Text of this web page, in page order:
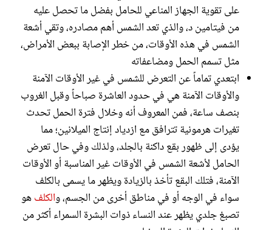
على تقوية الجهاز المناعي للحامل بفضل ما تحصل عليه
من فيتامين د، والذي تعد الشمس أهم مصادره، وتقي أشعة
الشمس في هذه الأوقات، من خطر الإصابة ببعض الأمراض،
مثل تسمم الحمل ومضاعفاته
ابتعدي تماماً عن التعرض للشمس في غير الأوقات الآمنة
والأوقات الآمنة هي في حدود العاشرة صباحاً وقبل الغروب
بنصف ساعة، فمن المعروف أنه وخلال فترة الحمل تحدث
تغيرات هرمونية تترافق مع ازدياد إنتاج الميلانين؛ مما
يؤدى إلى ظهور بقع داكنة بالجلد، ولذلك وفي حال تعرض
الحامل لأشعة الشمس في الأوقات غير المناسبة أو الأوقات
الآمنة، فتلك البقع تأخذ بالزيادة ويظهر ما يسمى بالكلف
سواء في الوجه أو في مناطق أخرى من الجسم، والكلفهو
تصبغ جلدي يظهر عند النساء ذوات البشرة السمراء أكثر من